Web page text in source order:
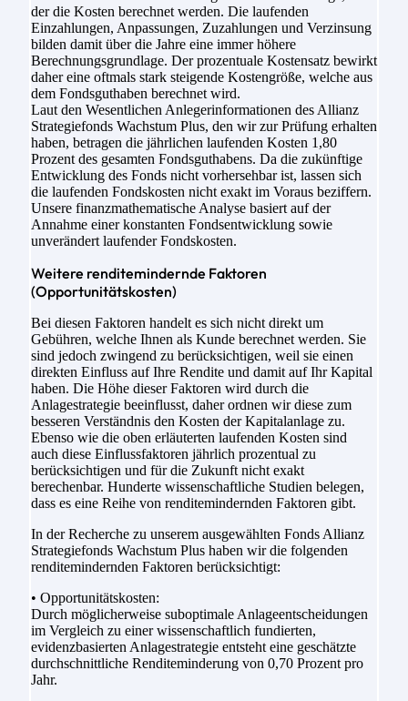
der die Kosten berechnet werden. Die laufenden
Einzahlungen, Anpassungen, Zuzahlungen und Verzinsung
bilden damit über die Jahre eine immer höhere
Berechnungsgrundlage. Der prozentuale Kostensatz bewirkt
daher eine oftmals stark steigende Kostengröße, welche aus
dem Fondsguthaben berechnet wird.
Laut den Wesentlichen Anlegerinformationen des Allianz
Strategiefonds Wachstum Plus, den wir zur Prüfung erhalten
haben, betragen die jährlichen laufenden Kosten 1,80
Prozent des gesamten Fondsguthabens. Da die zukünftige
Entwicklung des Fonds nicht vorhersehbar ist, lassen sich
die laufenden Fondskosten nicht exakt im Voraus beziffern.
Unsere finanzmathematische Analyse basiert auf der
Annahme einer konstanten Fondsentwicklung sowie
unverändert laufender Fondskosten.
Weitere renditemindernde Faktoren
(Opportunitätskosten)
Bei diesen Faktoren handelt es sich nicht direkt um
Gebühren, welche Ihnen als Kunde berechnet werden. Sie
sind jedoch zwingend zu berücksichtigen, weil sie einen
direkten Einfluss auf Ihre Rendite und damit auf Ihr Kapital
haben. Die Höhe dieser Faktoren wird durch die
Anlagestrategie beeinflusst, daher ordnen wir diese zum
besseren Verständnis den Kosten der Kapitalanlage zu.
Ebenso wie die oben erläuterten laufenden Kosten sind
auch diese Einflussfaktoren jährlich prozentual zu
berücksichtigen und für die Zukunft nicht exakt
berechenbar. Hunderte wissenschaftliche Studien belegen,
dass es eine Reihe von renditemindernden Faktoren gibt.
In der Recherche zu unserem ausgewählten Fonds Allianz
Strategiefonds Wachstum Plus haben wir die folgenden
renditemindernden Faktoren berücksichtigt:
• Opportunitätskosten:
Durch möglicherweise suboptimale Anlageentscheidungen
im Vergleich zu einer wissenschaftlich fundierten,
evidenzbasierten Anlagestrategie entsteht eine geschätzte
durchschnittliche Renditeminderung von 0,70 Prozent pro
Jahr.